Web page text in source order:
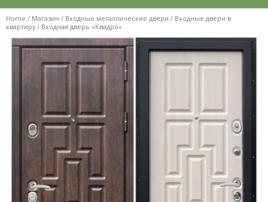
Home / Магазин / Входные металлические двери / Входные двери в
квартиру/ Входная дверь «Квадро»